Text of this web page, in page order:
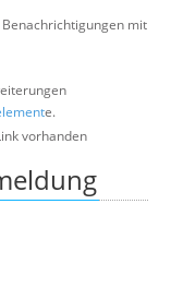
Benachrichtigungen mit
e.
vorhanden